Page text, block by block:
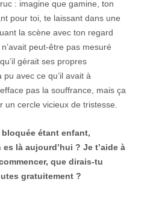
: imagine que gamine, ton
pour toi, te laissant dans une
la scène avec ton regard
peut-être pas mesuré
gérait ses propres
pu avec ce qu’il avait à
pas la souffrance, mais ça
un cercle vicieux de tristesse.
bloquée étant enfant,
là aujourd’hui ? Je t’aide à
que dirais-tu
gratuitement ?